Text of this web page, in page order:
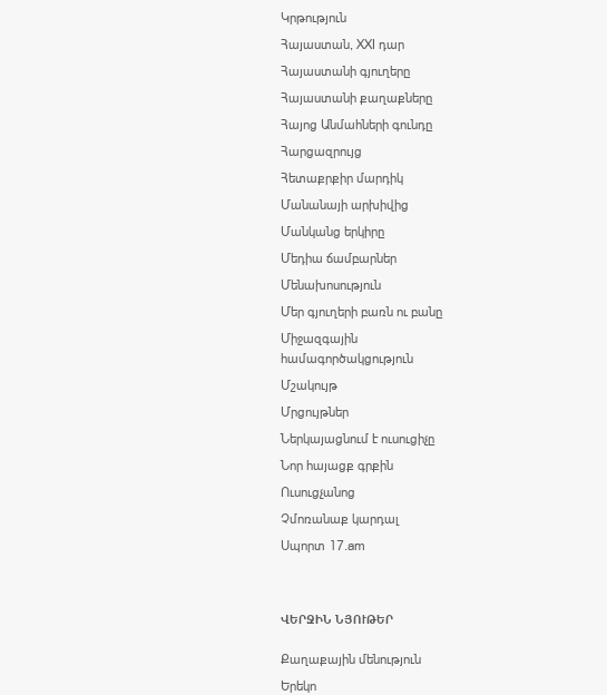
Կրթություն
Հայաստան, XXI դար
Հայաստանի գյուղերը
Հայաստանի քաղաքները
Հայոց Անմահների գունդը
Հարցազրույց
Հետաքրքիր մարդիկ
Մանանայի արխիվից
Մանկանց երկիրը
Մեդիա ճամբարներ
Մենախոսություն
Մեր գյուղերի բառն ու բանը
Միջազգային
համագործակցություն
Մշակույթ
Մրցույթներ
Ներկայացնում է ուսուցիչը
Նոր հայացք գրքին
Ուսուցչանոց
Չմոռանաք կարդալ
Սպորտ 17.am
ՎԵՐՋԻՆ ՆՅՈՒԹԵՐ
Քաղաքային մենություն
Երեկո